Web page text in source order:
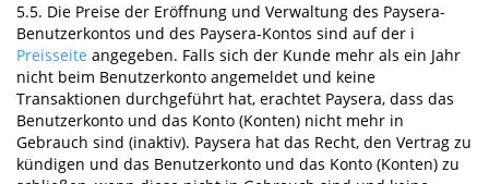
5.5. Die Preise der Eröffnung und Verwaltung des Paysera-
Benutzerkontos und des Paysera-Kontos sind auf der i
Preisseite angegeben. Falls sich der Kunde mehr als ein Jahr
nicht beim Benutzerkonto angemeldet und keine
Transaktionen durchgeführt hat, erachtet Paysera, dass das
Benutzerkonto und das Konto (Konten) nicht mehr in
Gebrauch sind (inaktiv). Paysera hat das Recht, den Vertrag zu
kündigen und das Benutzerkonto und das Konto (Konten) zu